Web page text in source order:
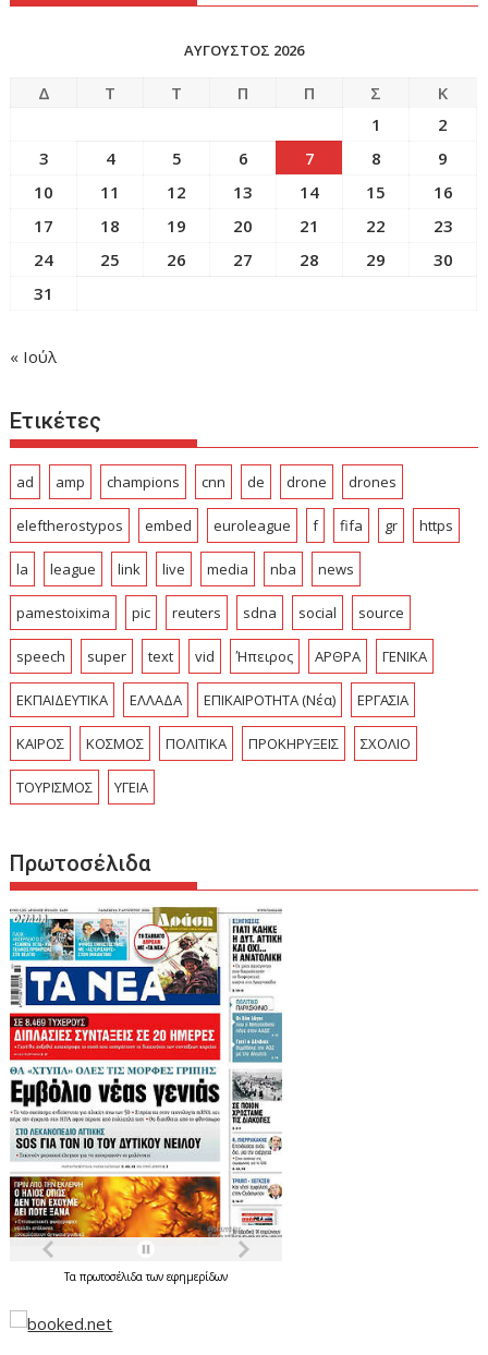
ΑΥΓΟΥΣΤΟΣ 2026
Δ Τ Τ Π Π Σ
Κ
1
2
3
4 5 6 7 8
9
10
11 12 13 14 15
16
17
18 19 20 21 22
23
24
25 26 27 28 29
30
31
« Ιούλ
Ετικέτες
ad amp champions cnn de drone drones
eleftherostypos embed euroleague f fifa gr https
la league link live media nba news
pamestoixima pic reuters sdna social source
speech super text vid Ήπειρος ΑΡΘΡΑ ΓΕΝΙΚΑ
ΕΚΠΑΙΔΕΥΤΙΚΑ ΕΛΛΑΔΑ ΕΠΙΚΑΙΡΟΤΗΤΑ (Νέα) ΕΡΓΑΣΙΑ
ΚΑΙΡΟΣ ΚΟΣΜΟΣ ΠΟΛΙΤΙΚΑ ΠΡΟΚΗΡΥΞΕΙΣ ΣΧΟΛΙΟ
ΤΟΥΡΙΣΜΟΣ ΥΓΕΙΑ
Πρωτοσέλιδα
Ταπρωτοσέλιδατωνεφημερίδων